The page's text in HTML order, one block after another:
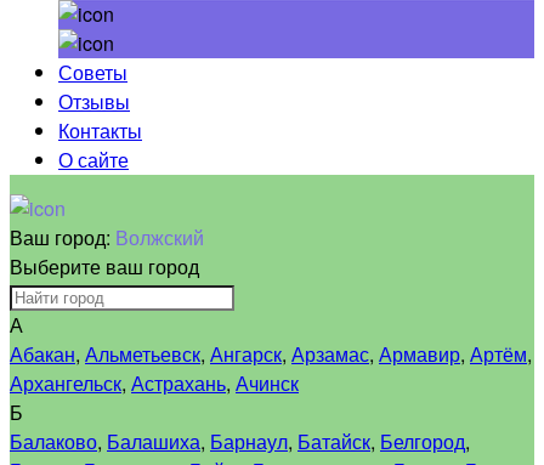
Советы
Отзывы
Контакты
О сайте
Ваш город: Волжский
Выберите ваш город
А
Абакан, Альметьевск, Ангарск, Арзамас, Армавир, Артём,
Архангельск, Астрахань, Ачинск
Б
Балаково, Балашиха, Барнаул, Батайск, Белгород,